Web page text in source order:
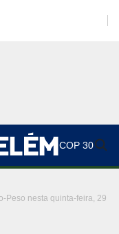
COP 30
Peso nesta quinta-feira, 29